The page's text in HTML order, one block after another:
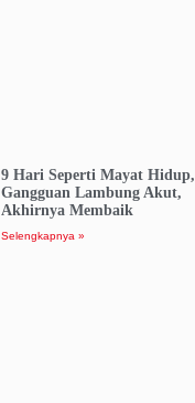
9 Hari Seperti Mayat Hidup,
Gangguan Lambung Akut,
Akhirnya Membaik
Selengkapnya »